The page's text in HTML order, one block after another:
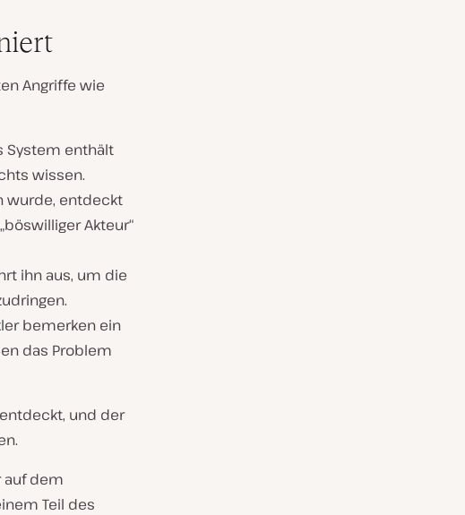
Angriffe wie
System enthält
wissen.
wurde, entdeckt
Akteur“
ihn aus, um die
bemerken ein
das Problem
und der
auf dem
Teil des